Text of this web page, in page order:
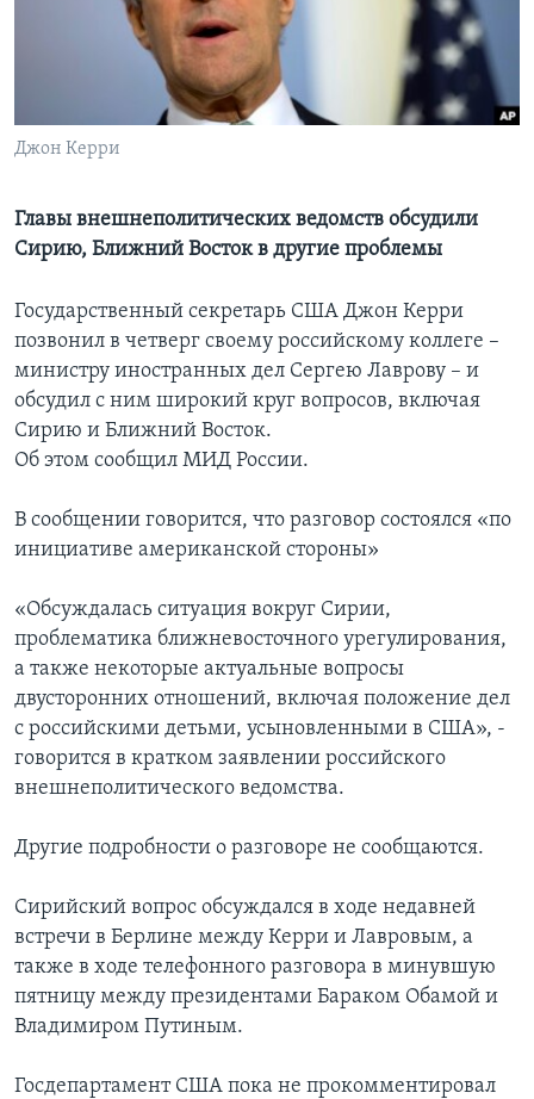
Learning English
Языки
Джон Керри
Главы внешнеполитических ведомств обсудили
Сирию, Ближний Восток в другие проблемы
Государственный секретарь США Джон Керри
позвонил в четверг своему российскому коллеге –
министру иностранных дел Сергею Лаврову – и
обсудил с ним широкий круг вопросов, включая
Сирию и Ближний Восток.
Об этом сообщил МИД России.
В сообщении говорится, что разговор состоялся «по
инициативе американской стороны»
«Обсуждалась ситуация вокруг Сирии,
проблематика ближневосточного урегулирования,
а также некоторые актуальные вопросы
двусторонних отношений, включая положение дел
с российскими детьми, усыновленными в США», -
говорится в кратком заявлении российского
внешнеполитического ведомства.
Другие подробности о разговоре не сообщаются.
Сирийский вопрос обсуждался в ходе недавней
встречи в Берлине между Керри и Лавровым, а
также в ходе телефонного разговора в минувшую
пятницу между президентами Бараком Обамой и
Владимиром Путиным.
Госдепартамент США пока не прокомментировал